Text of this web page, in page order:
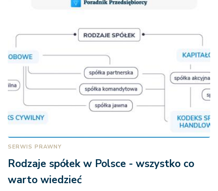
SERWIS PRAWNY
Rodzaje spółek w Polsce - wszystko co
warto wiedzieć